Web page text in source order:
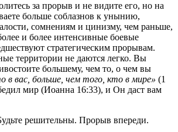
за прорыв и не видите его, но на
больше соблазнов к унынию,
сомнениям и цинизму, чем раньше,
и более интенсивные боевые
стратегическим прорывам.
территории не даются легко. Вы
большему, чем то, о чем вы
в вас, больше, чем того, кто в мире» (1
мир (Иоанна 16:33), и Он даст вам
решительны. Прорыв впереди.